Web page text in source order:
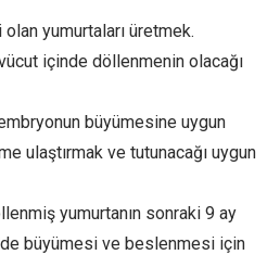
yumurtaları üretmek.
içinde döllenmenin olacağı
büyümesine uygun
ulaştırmak ve tutunacağı uygun
yumurtanın sonraki 9 ay
büyümesi ve beslenmesi için